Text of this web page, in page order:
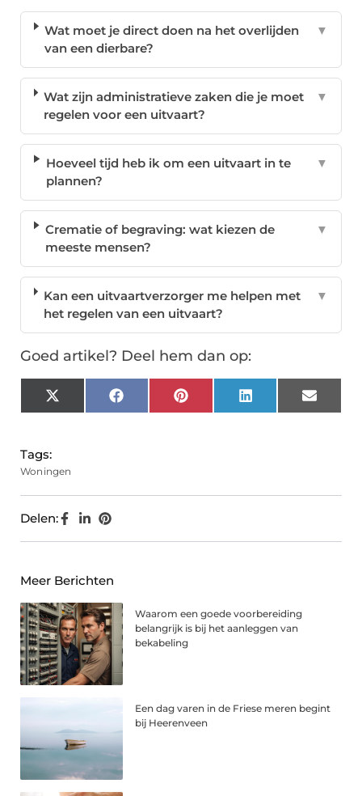
Wat moet je direct doen na het overlijden
van een dierbare?
▼
Wat zijn administratieve zaken die je moet
regelen voor een uitvaart?
▼
Hoeveel tijd heb ik om een uitvaart in te
plannen?
▼
Crematie of begraving: wat kiezen de
meeste mensen?
▼
Kan een uitvaartverzorger me helpen met
het regelen van een uitvaart?
▼
Goed artikel? Deel hem dan op:
X
(Twitter)
FacebookPinterest LinkedIn Email
Tags:
Woningen
Delen:
Meer Berichten
Waarom een goede voorbereiding
belangrijk is bij het aanleggen van
bekabeling
Een dag varen in de Friese meren begint
bij Heerenveen